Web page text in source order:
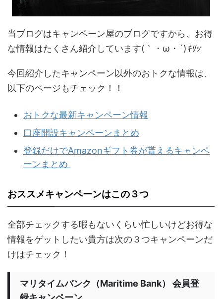
当ブログはキャンペーン屋のブログですから、お得
な情報はたくさん紹介しています(｀・ω・´)ｷﾘｯ
今回紹介したキャンペーン以外のおトクな情報は、
以下のページもチェック！！
おトクな最新キャンペーン情報
口座開設キャンペーンまとめ
登録だけでAmazonギフト券が貰えるキャンペ
ーンまとめ
おススメキャンペーンはこの３つ
全部チェックする暇もないくらい忙しいけどお得な
情報をゲットしたい貴方は次の３つキャンペーンだ
けはチェック！
マリタイムバンク（Maritime Bank） 会員登